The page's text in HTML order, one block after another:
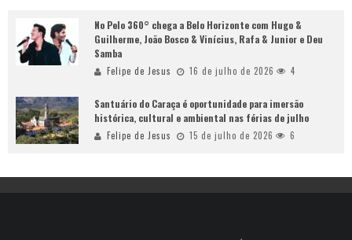
No Pelo 360° chega a Belo Horizonte com Hugo &
Guilherme, João Bosco & Vinícius, Rafa & Junior e Deu
Samba
Felipe de Jesus 16 de julho de 2026 4
Santuário do Caraça é oportunidade para imersão
histórica, cultural e ambiental nas férias de julho
Felipe de Jesus 15 de julho de 2026 6